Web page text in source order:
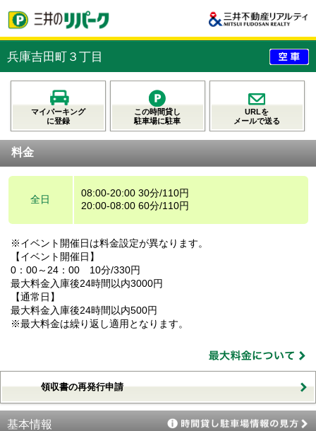
兵庫吉田町３丁目
マイパーキング
に登録
この時間貸し
駐車場に駐車
URLを
メールで送る
料金
全日
08:00-20:00 30分/110円
20:00-08:00 60分/110円
※イベント開催日は料金設定が異なります。
【イベント開催日】
0：00～24：00 10分/330円
最大料金入庫後24時間以内3000円
【通常日】
最大料金入庫後24時間以内500円
※最大料金は繰り返し適用となります。
領収書の再発行申請
基本情報